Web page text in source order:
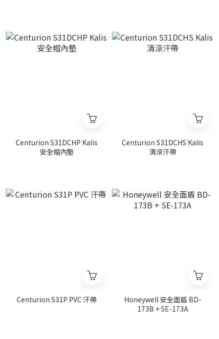
Centurion S31DCHP Kalis
安全帽內墊
Centurion S31DCHS Kalis
清涼汗帶
Centurion S31P PVC 汗帶
Honeywell 安全面盾 BD-
173B + SE-173A